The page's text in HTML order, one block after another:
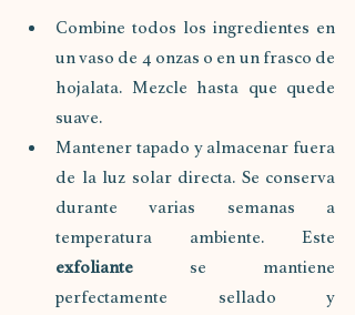
Combine todos los ingredientes en
un vaso de 4 onzas o en un frasco de
hojalata. Mezcle hasta que quede
suave.
Mantener tapado y almacenar fuera
de la luz solar directa. Se conserva
durante varias semanas a
exfoliante se mantiene
perfectamente sellado y